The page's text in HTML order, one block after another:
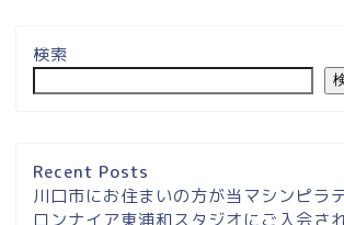
検索
Recent Posts
川口市にお住まいの方が当マシンピラ
ロンナイア東浦和スタジオにご入会さ